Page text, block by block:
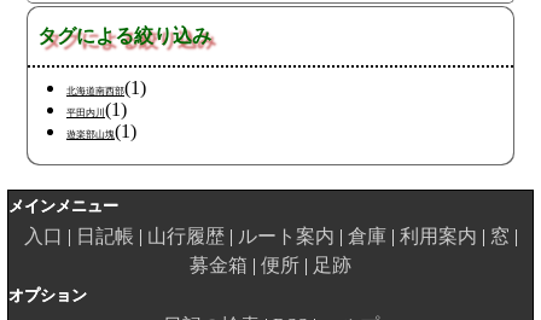
タグによる絞り込み
北海道南西部(1)
平田内川(1)
遊楽部山塊(1)
メインメニュー
入口 日記帳 山行履歴 ルート案内 倉庫 利用案内
窓
募金箱
便所 足跡
オプション